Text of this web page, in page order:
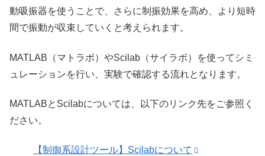
動吸振器を使うことで、さらに制振効果を高め、より短時
間で振動が収束していくと考えられます。
MATLAB（マトラボ）やScilab（サイラボ）を使ってシミ
ュレーションを行い、実験で確認する流れとなります。
MATLABとScilabについては、以下のリンク先をご参照く
ださい。
【制御系設計ツール】Scilabについて